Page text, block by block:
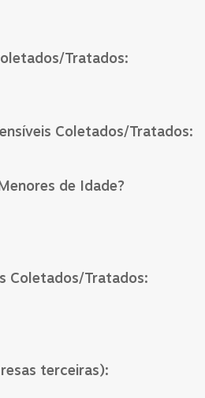
Tratados:
Coletados/Tratados:
de Idade?
Coletados/Tratados:
terceiras):